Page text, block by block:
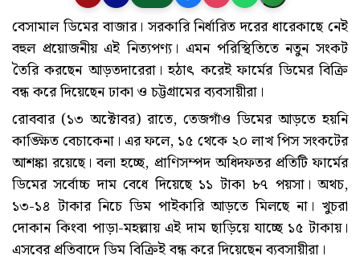
বেসামাল ডিমের বাজার। সরকারি নির্ধারিত দরের ধারেকাছে নেই
বহুল প্রয়োজনীয় এই নিত্যপণ্য। এমন পরিস্থিতিতে নতুন সংকট
তৈরি করছেন আড়তদারেরা। হঠাৎ করেই ফার্মের ডিমের বিক্রি
বন্ধ করে দিয়েছেন ঢাকা ও চট্টগ্রামের ব্যবসায়ীরা।
রোববার (১৩ অক্টোবর) রাতে, তেজগাঁও ডিমের আড়তে হয়নি
কাঙ্ক্ষিত বেচাকেনা। এর ফলে, ১৫ থেকে ২০ লাখ পিস সংকটের
আশঙ্কা রয়েছে। বলা হচ্ছে, প্রাণিসম্পদ অধিদফতর প্রতিটি ফার্মের
ডিমের সর্বোচ্চ দাম বেধে দিয়েছে ১১ টাকা ৮৭ পয়সা। অথচ,
১৩-১৪ টাকার নিচে ডিম পাইকারি আড়তে মিলছে না। খুচরা
দোকান কিংবা পাড়া-মহল্লায় এই দাম ছাড়িয়ে যাচ্ছে ১৫ টাকায়।
এসবের প্রতিবাদে ডিম বিক্রিই বন্ধ করে দিয়েছেন ব্যবসায়ীরা।